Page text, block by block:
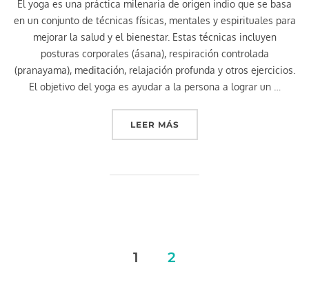
El yoga es una práctica milenaria de origen indio que se basa
en un conjunto de técnicas físicas, mentales y espirituales para
mejorar la salud y el bienestar. Estas técnicas incluyen
posturas corporales (ásana), respiración controlada
(pranayama), meditación, relajación profunda y otros ejercicios.
El objetivo del yoga es ayudar a la persona a lograr un …
LEER MÁS«
1 2